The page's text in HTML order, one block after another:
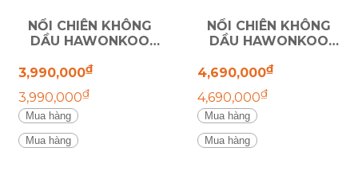
NỒI CHIÊN KHÔNG
DẦU HAWONKOO
3,990,000₫
3,990,000₫
Mua hàng
Mua hàng
NỒI CHIÊN KHÔNG
DẦU HAWONKOO
4,690,000₫
4,690,000₫
Mua hàng
Mua hàng